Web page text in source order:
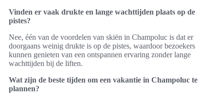
Vinden er vaak drukte en lange wachttijden plaats op de
pistes?
Nee, één van de voordelen van skiën in Champoluc is dat er
doorgaans weinig drukte is op de pistes, waardoor bezoekers
kunnen genieten van een ontspannen ervaring zonder lange
wachttijden bij de liften.
Wat zijn de beste tijden om een vakantie in Champoluc te
plannen?